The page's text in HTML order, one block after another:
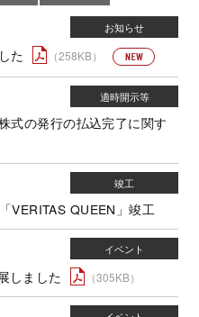
た
（258KB）
式の発行の払込完了に関す
VERITAS QUEEN」竣工
しました
（305KB）